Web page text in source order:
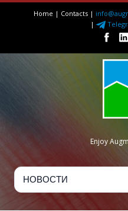
Home | Contacts |
|
Enjoy